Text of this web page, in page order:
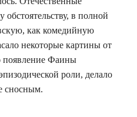
в полной
как комедийную
некоторые картины от
появление Фаины
роли, делало
сносным.